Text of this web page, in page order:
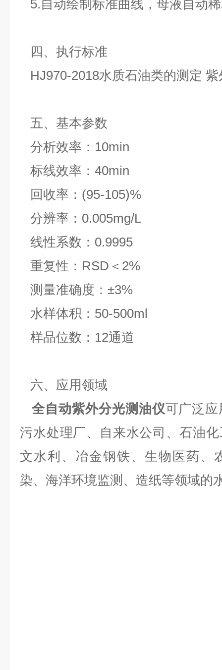
5.自动绘制标准曲线，母液自动
四、执行标准
HJ970-2018水质石油类的测定
五、基本参数
分析效率：10min
标线效率：40min
回收率：(95-105)%
分辨率：0.005mg/L
线性系数：0.9995
重复性：RSD＜2%
测量准确度：±3%
水样体积：50-500ml
样品位数：12通道
六、应用领域
全自动紫外分光测油仪可广泛
污水处理厂、自来水公司、石油
文水利、冶金钢铁、生物医药、
染、海洋环境监测、造纸等领域的